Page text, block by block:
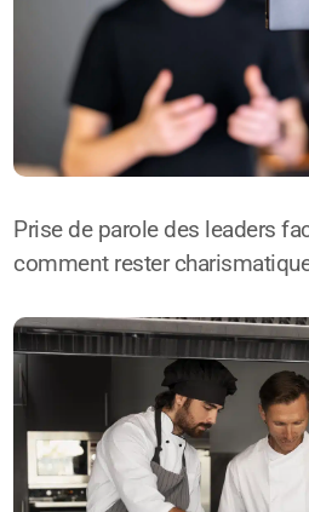
Prise de parole des leaders
comment rester